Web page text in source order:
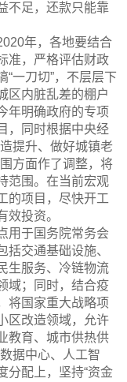
不足，还款只能靠
年，各地要结合
准，严格评估财政
一刀切”，不层层下
区内脏乱差的棚户
年明确政府的专项
，同时根据中央经
提升、做好城镇老
方面作了调整，将
范围。在当前宏观
的项目，尽快开工
效投资。
用于国务院常务会
交通基础设施、
生服务、冷链物流
域；同时，结合疫
将国家重大战略项
区改造领域，允许
教育、城市供热供
据中心、人工智
分配上，坚持“资金